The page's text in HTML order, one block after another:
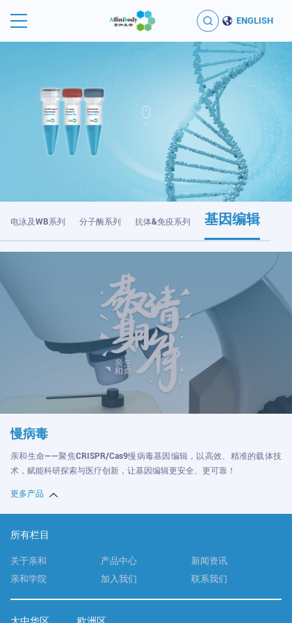
ENGLISH
电泳及WB系列 分子酶系列 抗体&免疫系列 基因编辑
慢病毒
亲和生命——聚焦CRISPR/Cas9慢病毒基因编辑，以高效、精准的载体技
术，赋能科研探索与医疗创新，让基因编辑更安全、更可靠！
更多产品
所有栏目
关于亲和 产品中心
新闻资讯
亲和学院
加入我们 联系我们